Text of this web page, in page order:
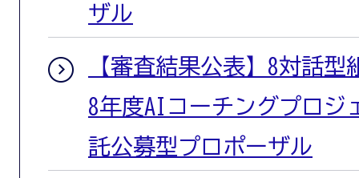
ザル
【審査結果公表】8対話
8年度AIコーチングプロジ
託公募型プロポーザル